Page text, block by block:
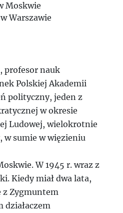
Moskwie
Warszawie
profesor nauk
Polskiej Akademii
polityczny, jeden z
w okresie
Ludowej, wielokrotnie
sumie w więzieniu
W 1945 r. wraz z
Kiedy miał dwa lata,
z Zygmuntem
działaczem